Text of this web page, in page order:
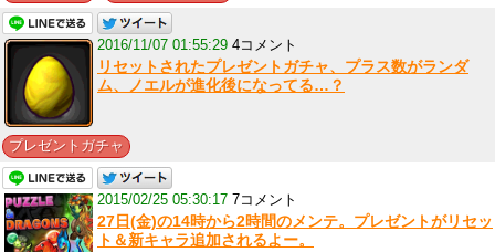
2016/11/07 01:55:29 4コメント
リセットされたプレゼントガチャ、プラス数がランダ
ム、ノエルが進化後になってる…？
プレゼントガチャ
2015/02/25 05:30:17 7コメント
27日(金)の14時から2時間のメンテ。プレゼントがリセッ
ト＆新キャラ追加されるよー。